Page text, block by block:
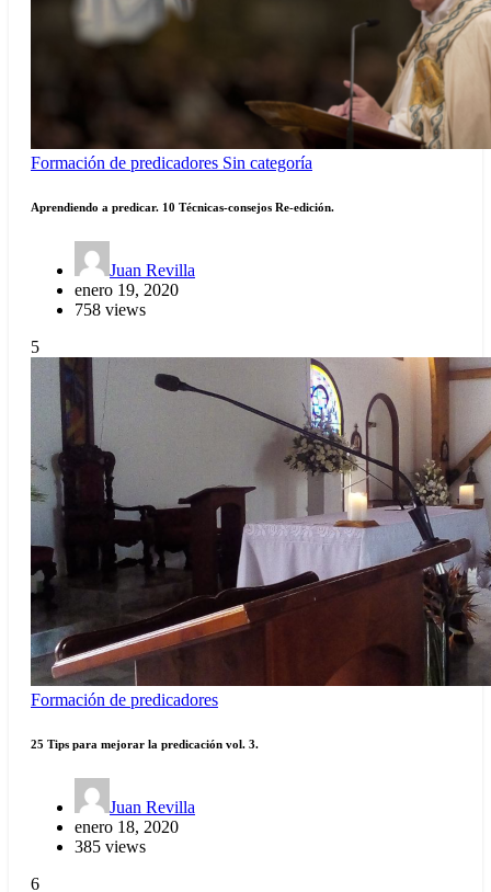
Formación de predicadores Sin categoría
Aprendiendo a predicar. 10 Técnicas-consejos Re-edición.
Juan Revilla
enero 19, 2020
758 views
5
Formación de predicadores
25 Tips para mejorar la predicación vol. 3.
Juan Revilla
enero 18, 2020
385 views
6